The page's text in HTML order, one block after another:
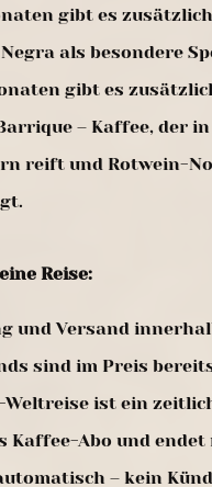
gibt es
als besondere
gibt es
– Kaffee, der in
reift und Rotwein-
Reise:
und Versand
sind im Preis
Weltreise ist ein
Kaffee-Abo und endet
– kein